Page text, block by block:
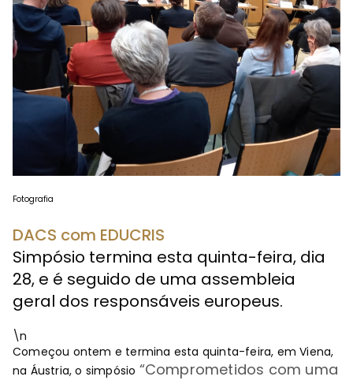
Fotografia
DACS com EDUCRIS
Simpósio termina esta quinta-feira, dia
28, e é seguido de uma assembleia
geral dos responsáveis europeus.
\n
Começou ontem e termina esta quinta-feira, em Viena,
na Áustria, o simpósio “Comprometidos com uma